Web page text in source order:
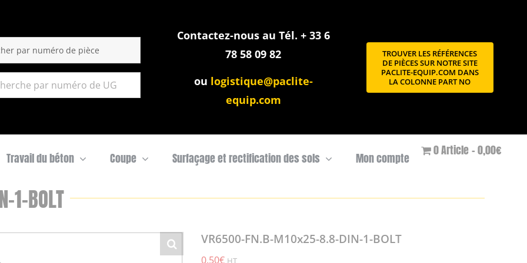
Contactez-nous au Tél. + 33 6
78 58 09 82
ou logistique@paclite-
equip.com
TROUVER LES RÉFÉRENCES
DE PIÈCES SUR NOTRE SITE
PACLITE-EQUIP.COM DANS
LA COLONNE PART NO
Travail du béton Coupe Surfaçage et rectification des sols Mon compte
0 Article 0,00€
1-BOLT
VR6500-FN.B-M10x25-8.8-DIN-1-BOLT
0,50€ HT